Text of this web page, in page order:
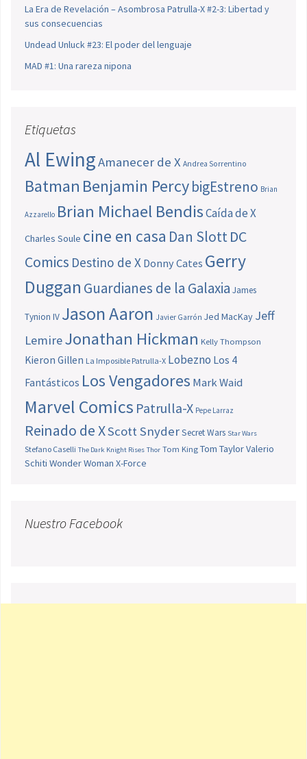
La Era de Revelación – Asombrosa Patrulla-X #2-3: Libertad y
sus consecuencias
Undead Unluck #23: El poder del lenguaje
MAD #1: Una rareza nipona
Etiquetas
Al EwingAmanecer de X Andrea Sorrentino
Batman Benjamin PercybigEstreno Brian
Azzarello Brian Michael BendisCaída de X
Charles Soule cine en casa Dan SlottDC
Comics Destino de X Donny Cates Gerry
Duggan Guardianes de la Galaxia James
Tynion IV Jason Aaron Javier Garrón Jed MacKay Jeff
LemireJonathan Hickman Kelly Thompson
Kieron Gillen La Imposible Patrulla-X Lobezno Los 4
Fantásticos Los Vengadores Mark Waid
Marvel Comics Patrulla-X Pepe Larraz
Reinado de XScott SnyderSecret Wars Star Wars
Stefano Caselli The Dark Knight Rises Thor Tom King Tom TaylorValerio
Schiti Wonder Woman X-Force
Nuestro Facebook